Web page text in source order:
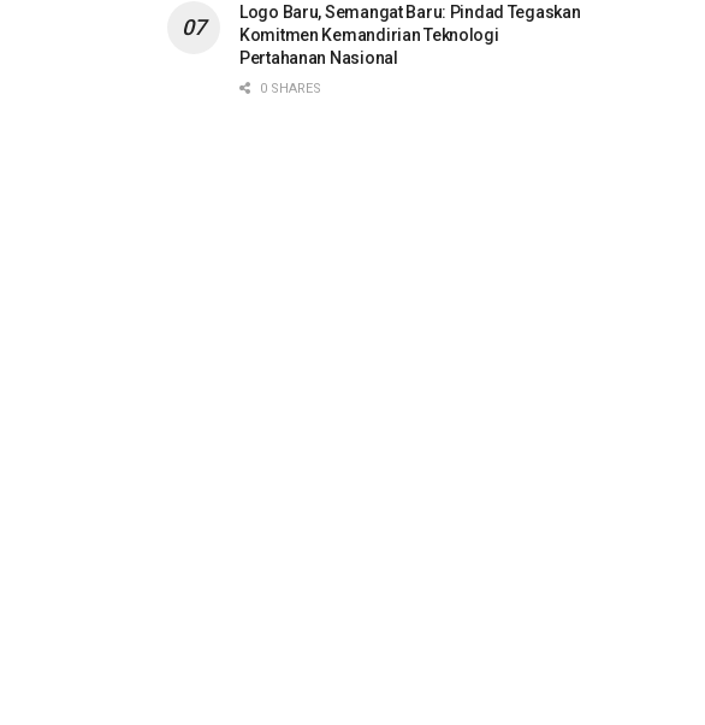
Logo Baru, Semangat Baru: Pindad Tegaskan
Komitmen Kemandirian Teknologi
Pertahanan Nasional
0 SHARES